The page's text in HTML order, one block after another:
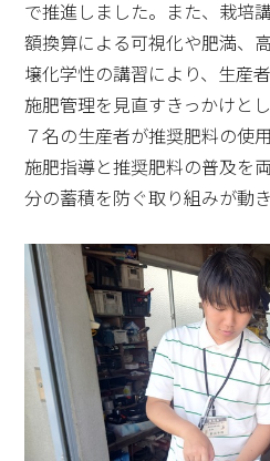
で推進しました。また、栽培
額換算による可視化や肥満、
壌化学性の講習により、生産
施肥管理を見直すきっかけと
７名の生産者が推奨肥料の使
施肥指導と推奨肥料の普及を
分の蓄積を防ぐ取り組みが動